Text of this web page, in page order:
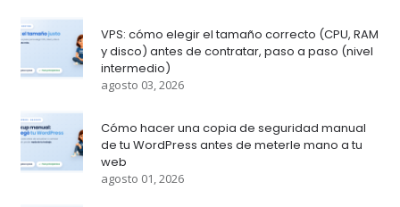
VPS: cómo elegir el tamaño correcto (CPU, RAM
y disco) antes de contratar, paso a paso (nivel
intermedio)
agosto 03, 2026
Cómo hacer una copia de seguridad manual
de tu WordPress antes de meterle mano a tu
web
agosto 01, 2026